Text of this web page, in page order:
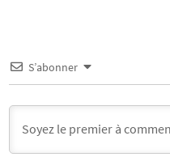
S’abonner